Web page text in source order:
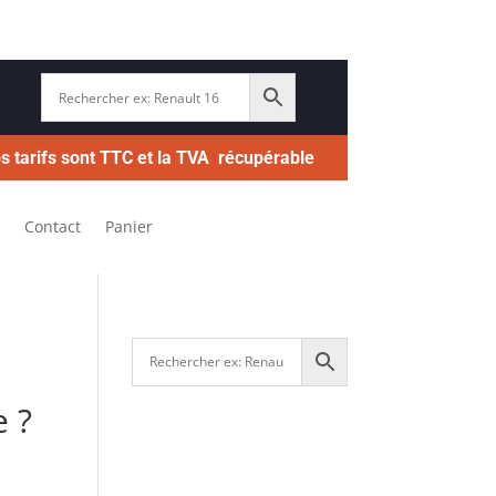
tarifs sont TTC et la TVA récupérable
Contact Panier
?